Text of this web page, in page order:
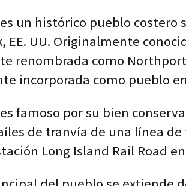
un histórico pueblo costero
EE. UU. Originalmente
renombrada como
incorporada como pueblo
famoso por su bien
de tranvía de una línea
Long Island Rail Road